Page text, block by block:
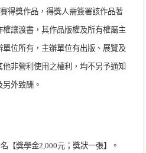
得獎作品，得獎人需簽署該作品著
權讓渡書，其作品版權及所有權屬主
單位所有，主辦單位有出版、展覽及
他非營利使用之權利，均不另予通知
另外致酬。
【獎學金2,000元；獎狀一張】。